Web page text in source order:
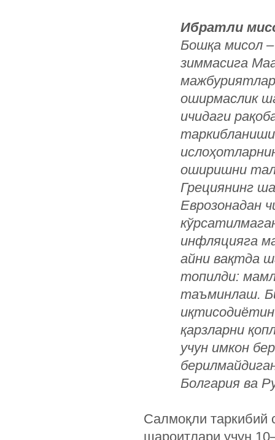
Ибратли
Бошқа мисол –
зиммасига
оширмаслик
ичидаги
таркибланиши
оширишни
Грециянинг
Еврозонадан
инфляцияга
айни вақтда
топилди:
таъминлаш.
қарзларни
учун имкон
Болгария ва
Салмоқли таркибий
шароитлари учун